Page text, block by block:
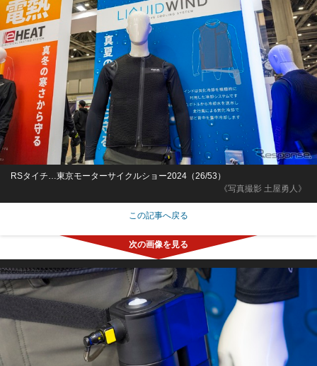
《写真撮影 土屋勇人》
RSタイチ…東京モーターサイクルショー2024（26/53）
この記事へ戻る